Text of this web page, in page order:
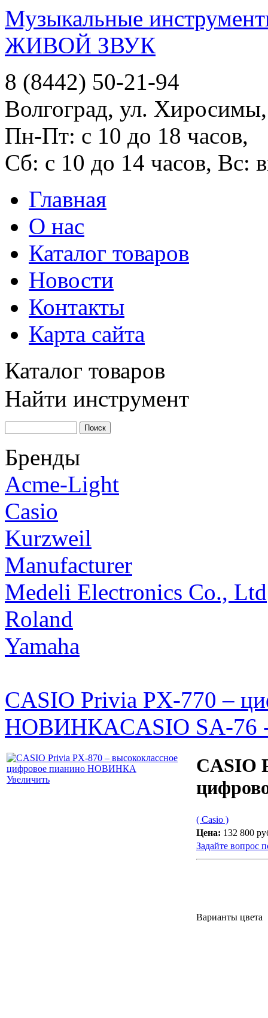
Музыкальные
ЖИВОЙ ЗВУК
8 (8442) 50-21-94
Волгоград, ул.
Пн-Пт: с 10 до 18 часов,
Сб: с 10 до 14 часов, Вс:
Главная
О нас
Каталог товаров
Новости
Контакты
Карта сайта
Каталог товаров
Найти инструмент
Бренды
Acme-Light
Casio
Kurzweil
Manufacturer
Medeli Electronics Co., Ltd
Roland
Yamaha
CASIO Privia PX-770 –
НОВИНКАCASIO SA-76
Увеличить
CASIO
( Casio )
Цена: 132 800
Задайте вопрос
Варианты цвета